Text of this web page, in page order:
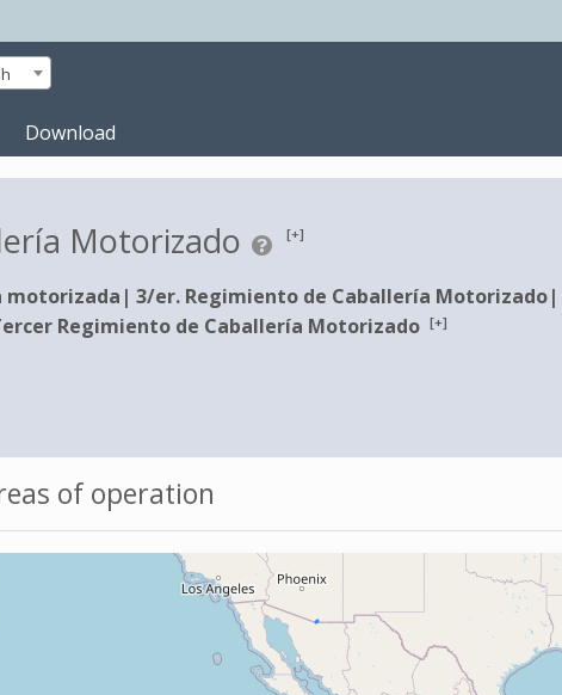
Download
Motorizado [+]
motorizada | 3/er. Regimiento de Caballería Motorizado|
Regimiento de Caballería Motorizado [+]
of operation